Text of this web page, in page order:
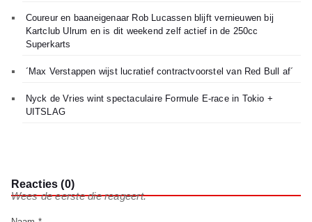
Coureur en baaneigenaar Rob Lucassen blijft vernieuwen bij
Kartclub Ulrum en is dit weekend zelf actief in de 250cc
Superkarts
´Max Verstappen wijst lucratief contractvoorstel van Red Bull af´
Nyck de Vries wint spectaculaire Formule E-race in Tokio +
UITSLAG
Reacties (0)
Wees de eerste die reageert.